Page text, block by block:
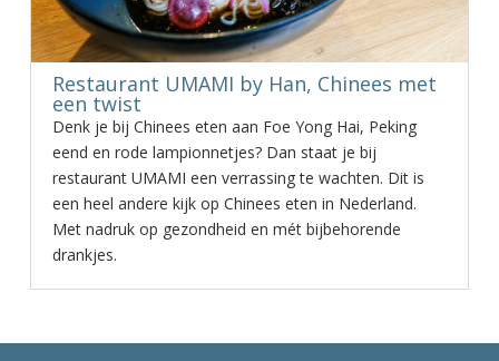
Restaurant UMAMI by Han, Chinees met
een twist
Denk je bij Chinees eten aan Foe Yong Hai, Peking
eend en rode lampionnetjes? Dan staat je bij
restaurant UMAMI een verrassing te wachten. Dit is
een heel andere kijk op Chinees eten in Nederland.
Met nadruk op gezondheid en mét bijbehorende
drankjes.